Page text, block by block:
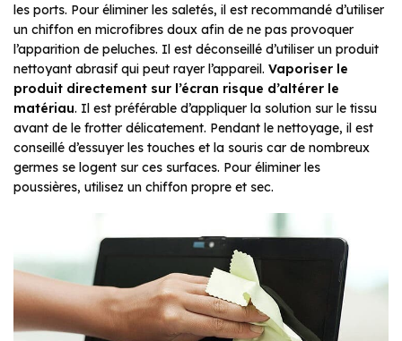
les ports. Pour éliminer les saletés, il est recommandé d’utiliser
un chiffon en microfibres doux afin de ne pas provoquer
l’apparition de peluches. Il est déconseillé d’utiliser un produit
nettoyant abrasif qui peut rayer l’appareil. Vaporiser le
produit directement sur l’écran risque d’altérer le
matériau. Il est préférable d’appliquer la solution sur le tissu
avant de le frotter délicatement. Pendant le nettoyage, il est
conseillé d’essuyer les touches et la souris car de nombreux
germes se logent sur ces surfaces. Pour éliminer les
poussières, utilisez un chiffon propre et sec.